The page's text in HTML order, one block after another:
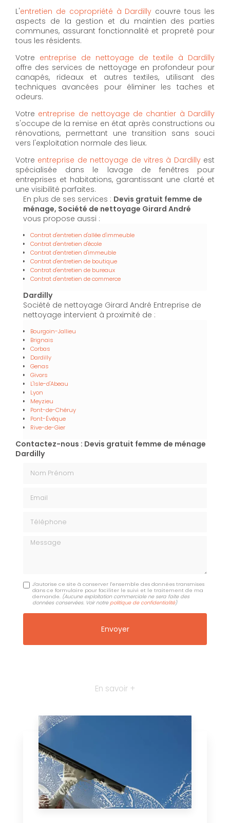
L'entretien de copropriété à Dardilly couvre tous les
aspects de la gestion et du maintien des parties
communes, assurant fonctionnalité et propreté pour
tous les résidents.
Votre entreprise de nettoyage de textile à Dardilly
offre des services de nettoyage en profondeur pour
canapés, rideaux et autres textiles, utilisant des
techniques avancées pour éliminer les taches et
odeurs.
Votre entreprise de nettoyage de chantier à Dardilly
s'occupe de la remise en état après constructions ou
rénovations, permettant une transition sans souci
vers l'exploitation normale des lieux.
Votre entreprise de nettoyage de vitres à Dardillyest
spécialisée dans le lavage de fenêtres pour
entreprises et habitations, garantissant une clarté et
une visibilité parfaites.
En plus de ses services : Devis gratuit femme de
ménage, Société de nettoyage Girard André
vous propose aussi :
Contrat d'entretien d'allée d'immeuble
Contrat d'entretien d'école
Contrat d'entretien d'immeuble
Contrat d'entretien de boutique
Contrat d'entretien de bureaux
Contrat d'entretien de commerce
Dardilly
Société de nettoyage Girard André Entreprise de
nettoyage intervient à proximité de :
Bourgoin-Jallieu
Brignais
Corbas
Dardilly
Genas
Givors
L'Isle-d'Abeau
Lyon
Meyzieu
Pont-de-Chéruy
Pont-Évêque
Rive-de-Gier
Contactez-nous : Devis gratuit femme de ménage
Dardilly
Message
J'autorise ce site à conserver l'ensemble des données transmises
dans ce formulaire pour faciliter le suivi et le traitement de ma
demande. (Aucune exploitation commerciale ne sera faite des
données conservées. Voir notre politique de confidentialité)
En savoir +